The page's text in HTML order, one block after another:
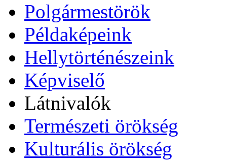
Polgármestörök
Példaképeink
Hellytörténészeink
Képviselő
Látnivalók
Természeti örökség
Kulturális örökség